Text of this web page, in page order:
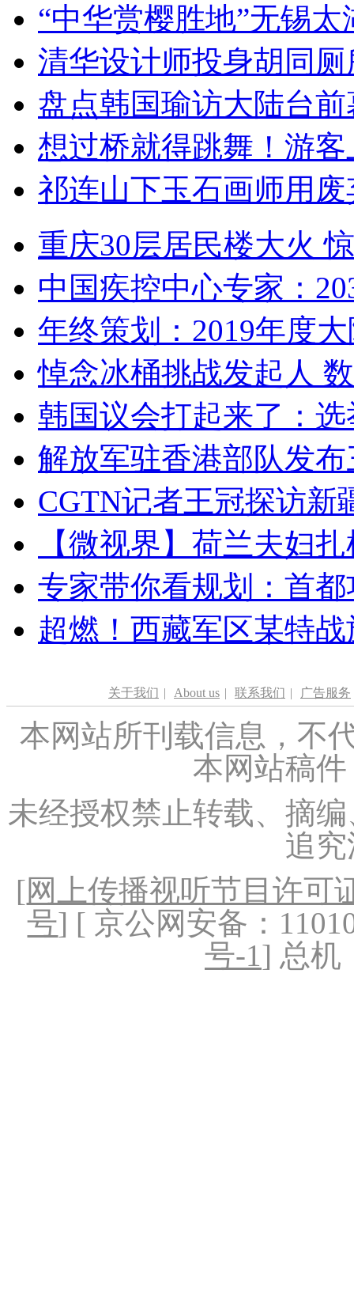
“中华赏樱胜地”无锡
清华设计师投身胡同
盘点韩国瑜访大陆台
想过桥就得跳舞！游客
祁连山下玉石画师用
重庆30层居民楼大火
中国疾控中心专家：
年终策划：2019年度
悼念冰桶挑战发起人
韩国议会打起来了：
解放军驻香港部队发
CGTN记者王冠探访新
【微视界】荷兰夫妇
专家带你看规划：首
超燃！西藏军区某特
关于我们 | About us | 联系我们 | 广告服务
本网站所刊载信息，不
本网站稿
未经授权禁止转载、摘
追
[网上传播视听节目许可
号] [ 京公网安备：
号-1] 总机